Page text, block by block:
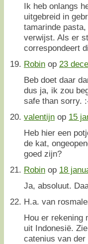
Ik heb onlangs
uitgebreid in
tamarinde
verwijst. Als er
correspondeert
Robin op 23
Beb doet daar
dus ja, ik zou
safe than sorry.
valentijn op 15
Heb hier een
de kat,
goed zijn?
Robin op 18
Ja, absoluut.
H.a. van
Hou er rekening
uit Indonesië.
catenius van